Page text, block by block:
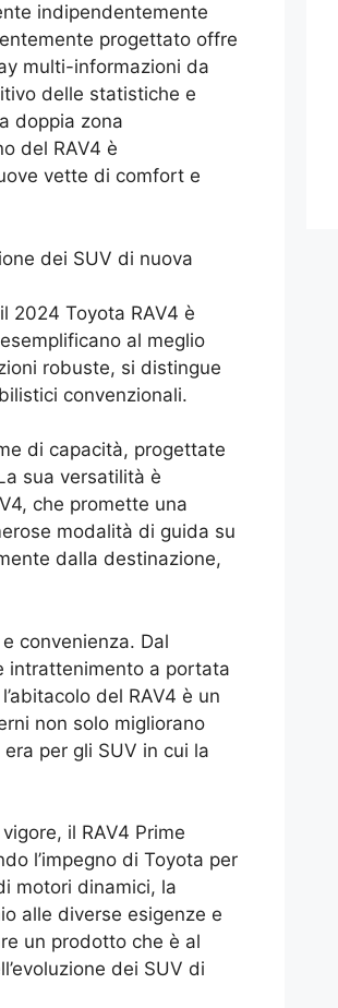
indipendentemente
progettato offre
multi-informazioni da
delle statistiche e
doppia zona
del RAV4 è
vette di comfort e
dei SUV di nuova
2024 Toyota RAV4 è
al meglio
robuste, si distingue
convenzionali.
di capacità, progettate
sua versatilità è
che promette una
modalità di guida su
dalla destinazione,
convenienza. Dal
intrattenimento a portata
del RAV4 è un
non solo migliorano
per gli SUV in cui la
il RAV4 Prime
l’impegno di Toyota per
motori dinamici, la
alle diverse esigenze e
un prodotto che è al
dei SUV di